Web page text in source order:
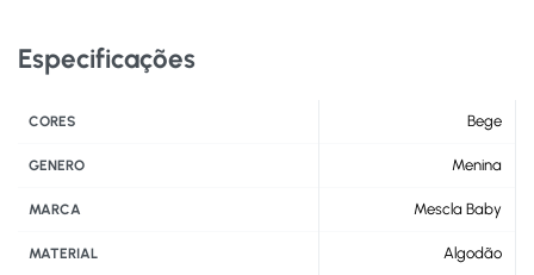
Especificações
CORES Bege
GENERO Menina
MARCA Mescla Baby
MATERIAL Algodão